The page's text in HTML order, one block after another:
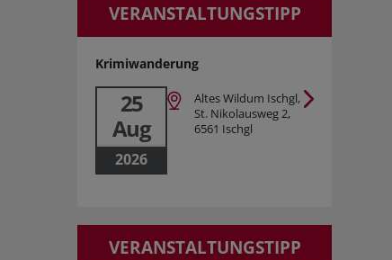
VERANSTALTUNGSTIPP
Krimiwanderung
25
Aug
2026
Altes Wildum Ischgl,
St. Nikolausweg 2,
6561 Ischgl
VERANSTALTUNGSTIPP